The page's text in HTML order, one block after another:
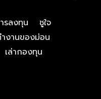
รลงทุน
ชูใจ
งานของม่อน
เล่ากองทุน